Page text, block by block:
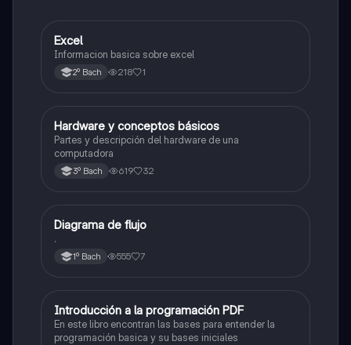
Informática
Excel
Informacion basica sobre excel
2º Bach 218 1
Informática
Hardware y conceptos básicos
Partes y descripción del hardware de una
computadora
3º Bach 619 32
Informática
Diagrama de flujo
.
1º Bach 555 7
Informática
Introducción a la programación PDF
En este libro encontran las bases para entender la
programación basica y su bases iniciales